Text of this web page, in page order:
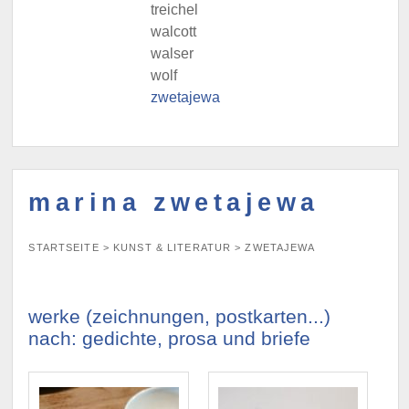
treichel
walcott
walser
wolf
zwetajewa
marina zwetajewa
STARTSEITE > KUNST & LITERATUR >ZWETAJEWA
werke (zeichnungen, postkarten...)
nach: gedichte, prosa und briefe